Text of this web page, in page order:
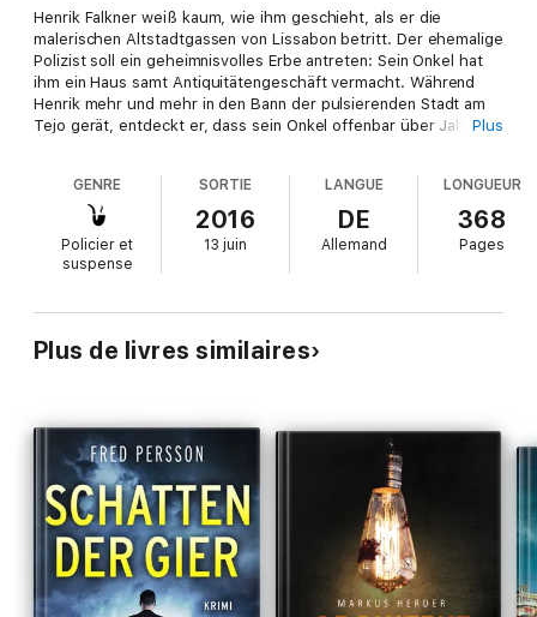
Henrik Falkner weiß kaum, wie ihm geschieht, als er die
malerischen Altstadtgassen von Lissabon betritt. Der ehemalige
Polizist soll ein geheimnisvolles Erbe antreten: Sein Onkel hat
ihm ein Haus samt Antiquitätengeschäft vermacht. Während
Henrik mehr und mehr in den Bann der pulsierenden Stadt am
Tejo gerät, entdeckt er, dass sein Onkel offenbar über Jahre
ersten Pastéis de Nata genossen, versucht man, ihn
umzubringen. Henrik stürzt sich in einen Fall, der sein Leben
verändern wird.
Plus
GENRE
Policier et
suspense
SORTIE
2016
13 juin
LANGUE
DE
Allemand
LONGUEUR
368
Pages
Plus de livres similaires